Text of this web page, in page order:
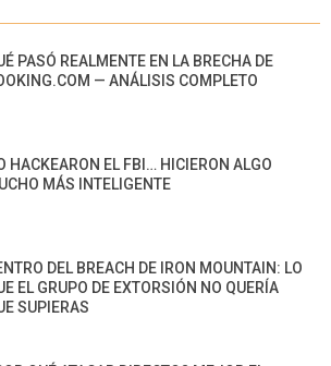
PASÓ REALMENTE EN LA BRECHA DE
— ANÁLISIS COMPLETO
HACKEARON EL FBI… HICIERON ALGO
MÁS INTELIGENTE
DEL BREACH DE IRON MOUNTAIN: LO
EL GRUPO DE EXTORSIÓN NO QUERÍA
SUPIERAS